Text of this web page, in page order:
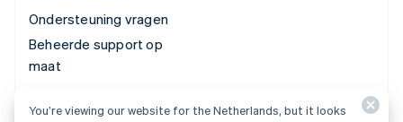
Ondersteuning vragen
Beheerde support op
maat
© 2026 Stripe, LLC
You’re viewing our website for the Netherlands, but it looks